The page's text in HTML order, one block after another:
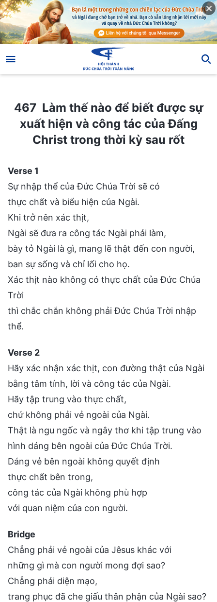
467 Làm thế nào để biết được sự
xuất hiện và công tác của Đấng
Christ trong thời kỳ sau rốt
Verse 1
Sự nhập thể của Đức Chúa Trời sẽ có
thực chất và biểu hiện của Ngài.
Khi trở nên xác thịt,
Ngài sẽ đưa ra công tác Ngài phải làm,
bày tỏ Ngài là gì, mang lẽ thật đến con người,
ban sự sống và chỉ lối cho họ.
Xác thịt nào không có thực chất của Đức Chúa
Trời
thì chắc chắn không phải Đức Chúa Trời nhập
thể.
Verse 2
Hãy xác nhận xác thịt, con đường thật của Ngài
bằng tâm tính, lời và công tác của Ngài.
Hãy tập trung vào thực chất,
chứ không phải vẻ ngoài của Ngài.
Thật là ngu ngốc và ngây thơ khi tập trung vào
hình dáng bên ngoài của Đức Chúa Trời.
Dáng vẻ bên ngoài không quyết định
thực chất bên trong,
công tác của Ngài không phù hợp
với quan niệm của con người.
Bridge
Chẳng phải vẻ ngoài của Jêsus khác với
những gì mà con người mong đợi sao?
Chẳng phải diện mạo,
trang phục đã che giấu thân phận của Ngài sao?